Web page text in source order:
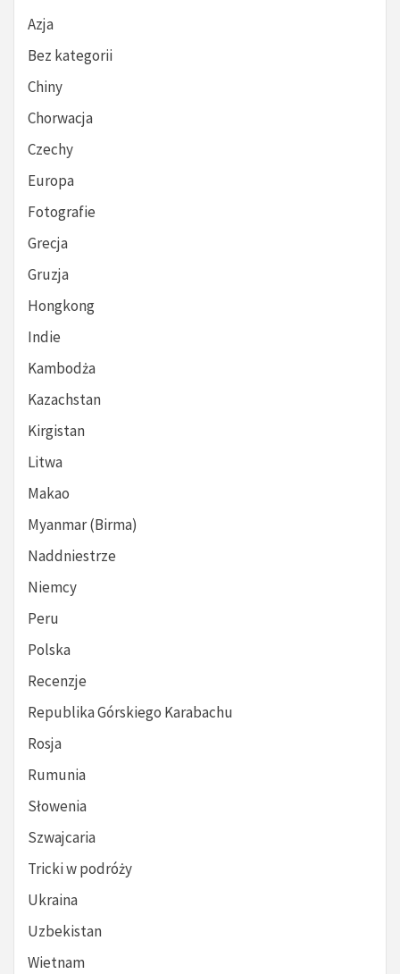
Azja
Bez kategorii
Chiny
Chorwacja
Czechy
Europa
Fotografie
Grecja
Gruzja
Hongkong
Indie
Kambodża
Kazachstan
Kirgistan
Litwa
Makao
Myanmar (Birma)
Naddniestrze
Niemcy
Peru
Polska
Recenzje
Republika Górskiego Karabachu
Rosja
Rumunia
Słowenia
Szwajcaria
Tricki w podróży
Ukraina
Uzbekistan
Wietnam